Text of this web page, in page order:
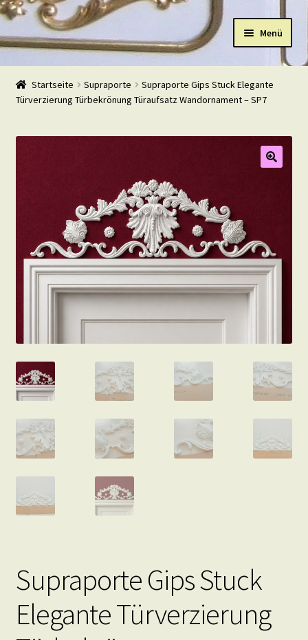
Navigation
Zum
Inhalt
Menü
Start
Shop
Warenkorb
Beispiele
Kontakt
Startseite Supraporte
Supraporte Gips Stuck Elegante
Türverzierung Türbekrönung Türaufsatz Wandornament – SP7
Supraporte Gips Stuck
Elegante Türverzierung